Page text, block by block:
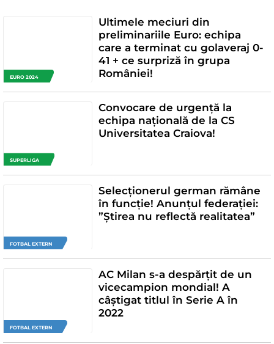
EURO 2024
Ultimele meciuri din
preliminariile Euro: echipa
care a terminat cu golaveraj 0-
41 + ce surpriză în grupa
României!
SUPERLIGA
Convocare de urgență la
echipa națională de la CS
Universitatea Craiova!
FOTBAL EXTERN
Selecționerul german rămâne
în funcție! Anunțul federației:
”Știrea nu reflectă realitatea”
FOTBAL EXTERN
AC Milan s-a despărțit de un
vicecampion mondial! A
câștigat titlul în Serie A în
2022